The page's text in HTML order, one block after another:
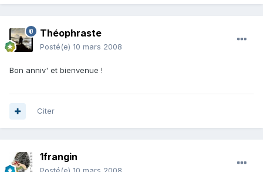
Théophraste
Posté(e) 10 mars 2008
Bon anniv' et bienvenue !
Citer
1frangin